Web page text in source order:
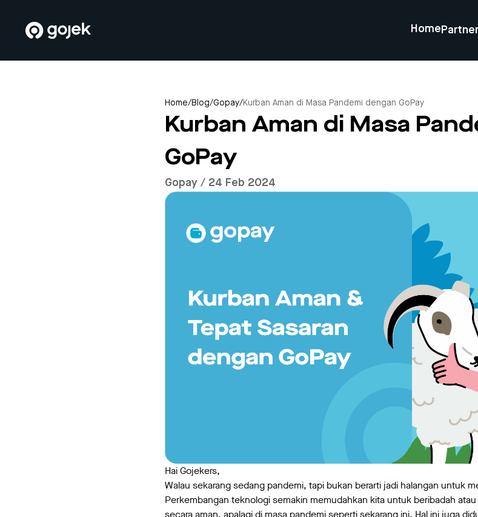
Home
Home/Blog/Gopay/Kurban Aman di Masa Pandemi dengan GoPay
Kurban Aman di Masa
GoPay
Gopay / 24 Feb 2024
Hai Gojekers,
Walau sekarang sedang pandemi, tapi bukan berarti jadi halangan untuk
Perkembangan teknologi semakin memudahkan kita untuk beribadah